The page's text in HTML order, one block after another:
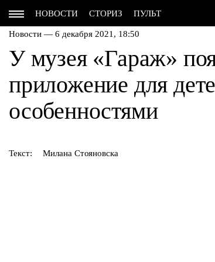
НОВОСТИ СТОРИЗ ПУЛЬТ
Новости — 6 декабря 2021, 18:50
У музея «Гараж»
приложение для
особенностями
Текст: Милана Стояновска